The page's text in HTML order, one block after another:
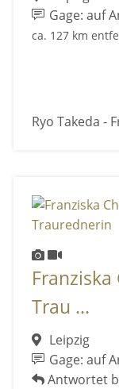
Gage: auf
ca. 127 km
Ryo Takeda -
Trau ...
Leipzig
Gage: auf
Antwortet